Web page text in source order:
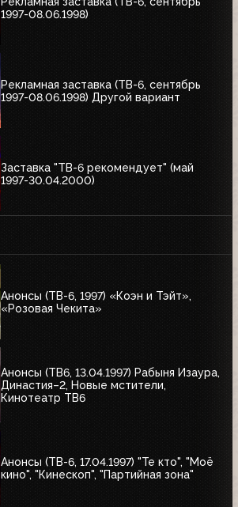
1997-08.06.1998)
Рекламная заставка (ТВ-6, сентябрь
1997-08.06.1998) Другой вариант
Заставка "ТВ-6 рекомендует" (май
1997-30.04.2000)
Анонсы (ТВ-6, 1997) «Коэн и Тэйт»,
«Розовая Чекита»
Анонсы (ТВ6, 13.04.1997) Рабыня Изаура,
Династия–2, Новые мстители,
Кинотеатр ТВ6
Анонсы (ТВ-6, 17.04.1997) "Те кто", "Моё
кино", "Кинескоп", "Партийная зона"